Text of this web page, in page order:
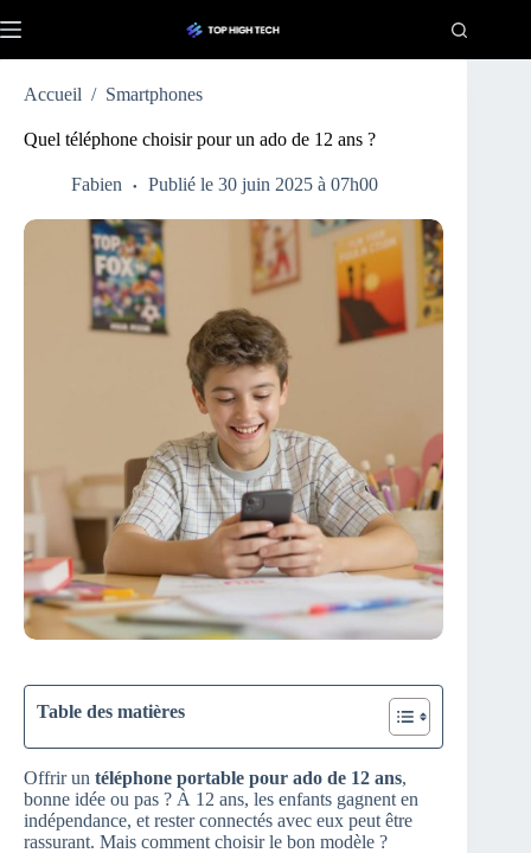
au
Accueil / Smartphones
Quel téléphone choisir pour un ado de 12 ans ?
Fabien Publié le 30 juin 2025 à 07h00
Table des matières
Offrir un téléphone portable pour ado de 12 ans,
bonne idée ou pas ? À 12 ans, les enfants gagnent en
indépendance, et rester connectés avec eux peut être
rassurant. Mais comment choisir le bon modèle ?